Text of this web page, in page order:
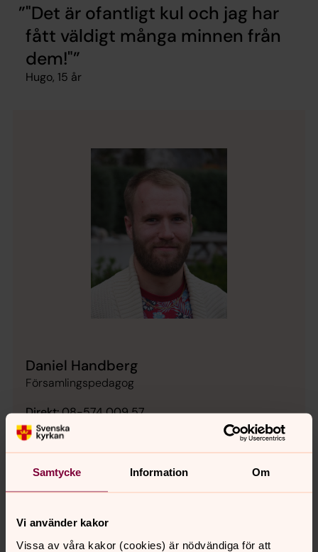
Samtycke Information Om
Vi använder kakor
Vissa av våra kakor (cookies) är nödvändiga för att
"Det är ofantligt kul och jag har
fått väldigt många minnen från
dem!"
Hugo, 15 år
Daniel Handberg
Församlingspedagog
Direkt:08-574 009 57
E-post:daniel.handberg@svenskakyrkan.se